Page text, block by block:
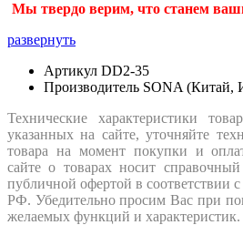
Мы твердо верим, что станем
развернуть
Артикул DD2-35
Производитель SONA (Китай,
Технические характеристики
указанных на сайте, уточняйте
товара на момент покупки и
сайте о товарах носит
публичной офертой в соответствии
РФ. Убедительно просим Вас при
желаемых функций и характеристик.